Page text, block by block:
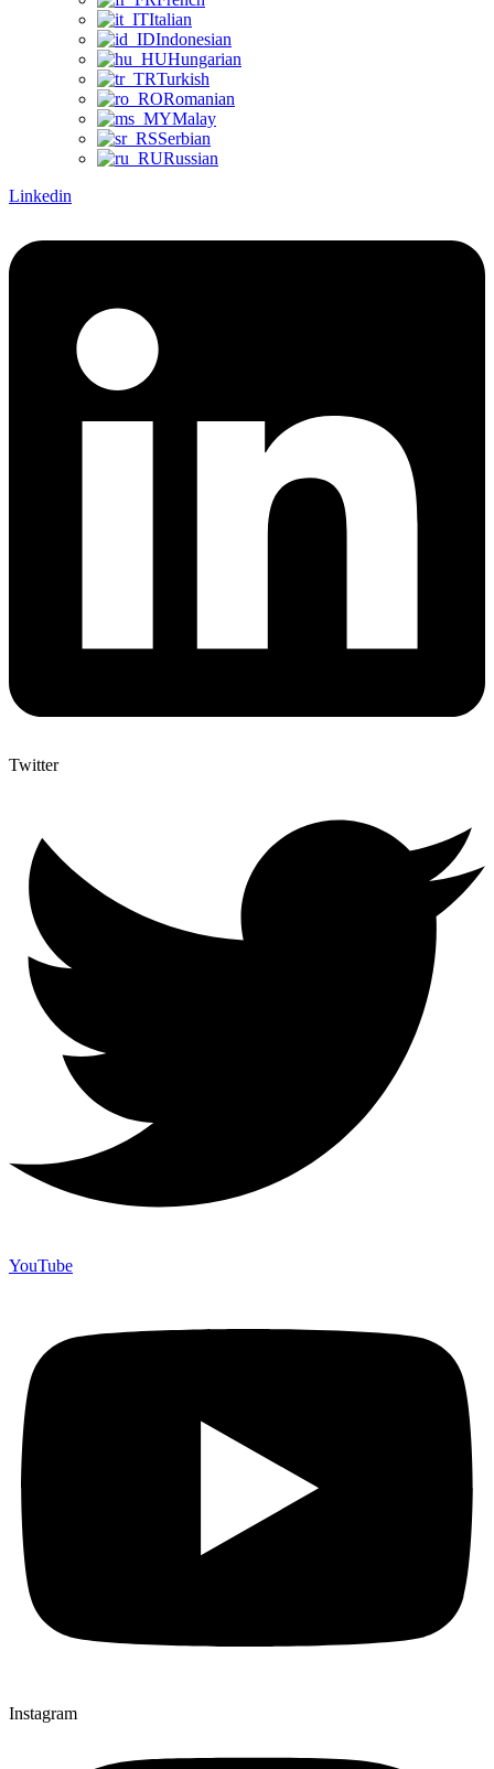
Italian
Indonesian
Hungarian
Turkish
Romanian
Malay
Serbian
Russian
Linkedin
Twitter
YouTube
Instagram